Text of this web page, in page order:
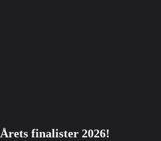
Årets finalister 2026!